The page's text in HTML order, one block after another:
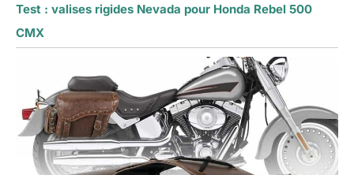
Test : valises rigides Nevada pour Honda Rebel 500
CMX